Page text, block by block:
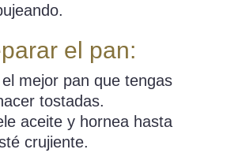
el pan:
mejor pan que tengas
tostadas.
aceite y hornea hasta
crujiente.